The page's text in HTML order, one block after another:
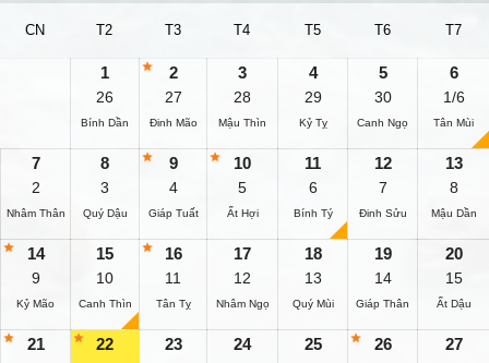
CN T2 T3 T4 T5 T6 T7
1
26
Bính Dần
2
27
Đinh Mão
3
28
Mậu Thìn
4
29
Kỷ Tỵ
5
30
Canh Ngọ
6
1/6
Tân Mùi
7
2
Nhâm Thân
8
3
Quý Dậu
9
4
Giáp Tuất
10
5
Ất Hợi
11
6
Bính Tý
12
7
Đinh Sửu
13
8
Mậu Dần
14
9
Kỷ Mão
15
10
Canh Thìn
16
11
Tân Tỵ
17
12
Nhâm Ngọ
18
13
Quý Mùi
19
14
Giáp Thân
20
15
Ất Dậu
21 22 23 24 25 26 27